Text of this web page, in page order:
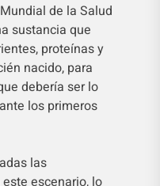
de la Salud
sustancia que
proteínas y
nacido, para
debería ser lo
los primeros
las
escenario, lo